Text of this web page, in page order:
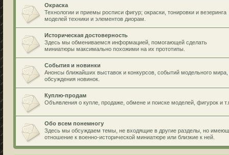
Окраска
Технологии и приемы росписи фигур; окраски, тонировки и везеринга
моделей техники и элементов диорам.
Историческая достоверность
Здесь мы обмениваемся информацией, помогающей сделать
миниатюры максимально похожими на их прототипы.
События и новинки
Анонсы ближайших выставок и конкурсов, событий модельного мира,
обсуждения новинок.
Куплю-продам
Объявления о купле, продаже, обмене и поиске моделей, фигурок и
Обо всем понемногу
Здесь мы обсуждаем темы, не входящие в другие разделы, но
отношение к военно-исторической миниатюре или близкие к ней.